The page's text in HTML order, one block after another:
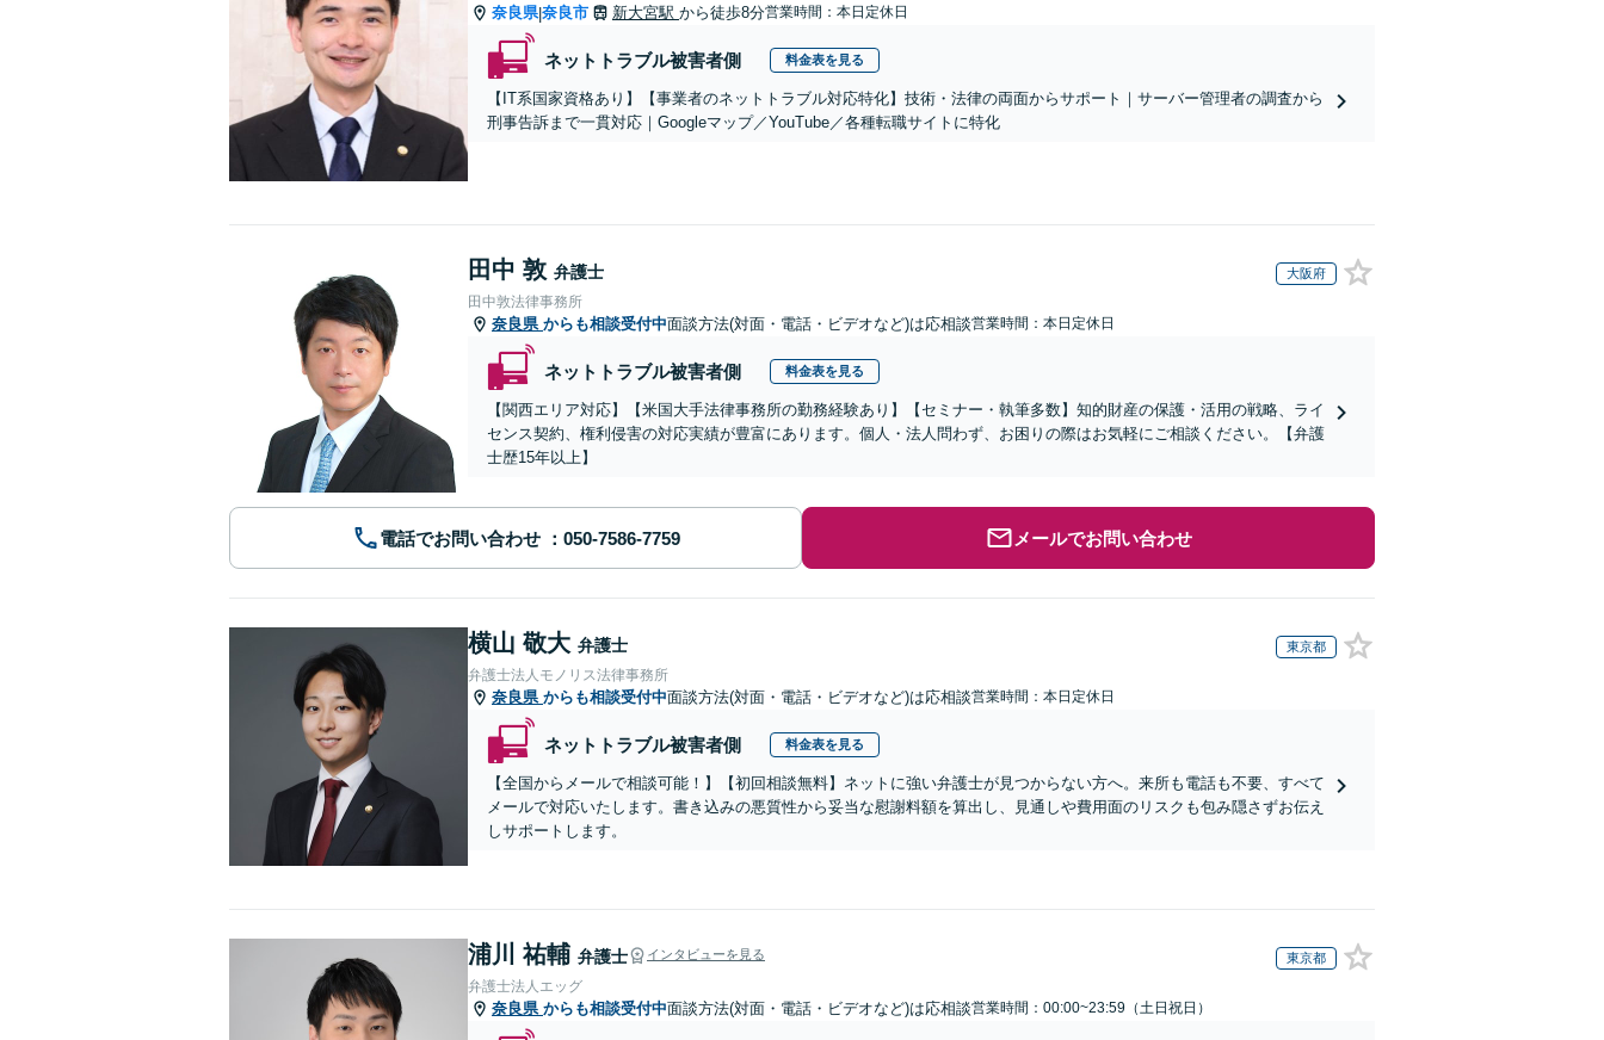
奈良県|奈良市 新大宮駅 から徒歩8分営業時間：本日定休日
ネットトラブル被害者側 料金表を見る
【IT系国家資格あり】【事業者のネットトラブル対応特化】技術・法律の両面からサポート｜サーバー管理者の調査から
刑事告訴まで一貫対応｜Googleマップ／YouTube／各種転職サイトに特化
田中 敦 弁護士 大阪府
田中敦法律事務所
奈良県 からも相談受付中面談方法(対面・電話・ビデオなど)は応相談営業時間：本日定休日
ネットトラブル被害者側 料金表を見る
【関西エリア対応】【米国大手法律事務所の勤務経験あり】【セミナー・執筆多数】知的財産の保護・活用の戦略、ライ
センス契約、権利侵害の対応実績が豊富にあります。個人・法人問わず、お困りの際はお気軽にご相談ください。【弁護
士歴15年以上】
電話でお問い合わせ メールでお問い合わせ
横山 敬大 弁護士 東京都
弁護士法人モノリス法律事務所
奈良県 からも相談受付中面談方法(対面・電話・ビデオなど)は応相談営業時間：本日定休日
ネットトラブル被害者側 料金表を見る
【全国からメールで相談可能！】【初回相談無料】ネットに強い弁護士が見つからない方へ。来所も電話も不要、すべて
メールで対応いたします。書き込みの悪質性から妥当な慰謝料額を算出し、見通しや費用面のリスクも包み隠さずお伝え
しサポートします。
浦川 祐輔 弁護士 インタビューを見る 東京都
弁護士法人エッグ
奈良県 からも相談受付中面談方法(対面・電話・ビデオなど)は応相談営業時間：00:00~23:59（土日祝日）